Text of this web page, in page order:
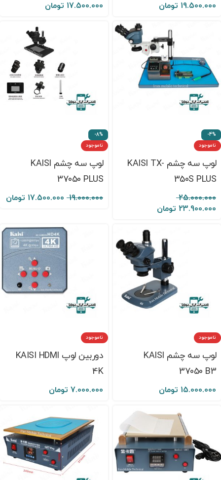
19.500.000 تومان 17.500.000 تومان
-4%
ناموجود
لوپ سه چشم KAISI TX-
350S PLUS
25.000.000
23.900.000 تومان
-8%
ناموجود
لوپ سه چشم KAISI
37050 PLUS
19.000.000
17.500.000 تومان
ناموجود
لوپ سه چشم KAISI
37050 B3
15.000.000 تومان
ناموجود
دوربین لوپ KAISI HDMI
4K
7.000.000 تومان